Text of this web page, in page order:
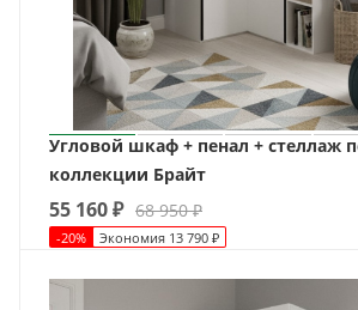
Угловой шкаф + пенал + стеллаж
коллекции Брайт
55 160₽ 68 950₽
-20% Экономия 13 790 ₽